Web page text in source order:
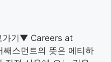
가기▼ Careers at
스먼트의 뜻은 에티하